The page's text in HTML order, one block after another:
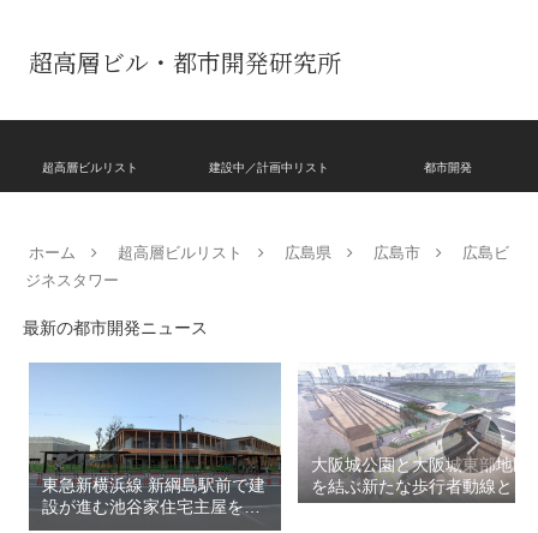
超高層ビル・都市開発研究所
超高層ビルリスト 建設中／計画中リスト 都市開発
ホーム 超高層ビルリスト 広島県 広島市
広島ビ
ジネスタワー
最新の都市開発ニュース
東急新横浜線 新綱島駅前で建
設が進む池谷家住宅主屋を活
用した「新綱島MICCA」！！
大阪城公園と大阪城東部地区
を結ぶ新たな歩行者動線とな
る「大阪城公園接続デッ